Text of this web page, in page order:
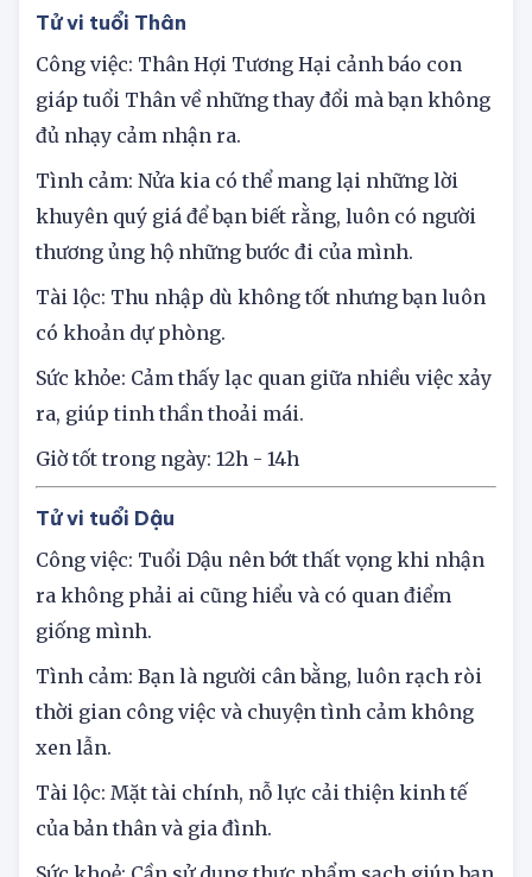
Giờ tốt trong ngày: 12h - 14h
Tử vi tuổi Thân
Công việc: Thân Hợi Tương Hại cảnh báo con
giáp tuổi Thân về những thay đổi mà bạn không
đủ nhạy cảm nhận ra.
Tình cảm: Nửa kia có thể mang lại những lời
khuyên quý giá để bạn biết rằng, luôn có người
thương ủng hộ những bước đi của mình.
Tài lộc: Thu nhập dù không tốt nhưng bạn luôn
có khoản dự phòng.
Sức khỏe: Cảm thấy lạc quan giữa nhiều việc xảy
ra, giúp tinh thần thoải mái.
Giờ tốt trong ngày: 12h - 14h
Tử vi tuổi Dậu
Công việc: Tuổi Dậu nên bớt thất vọng khi nhận
ra không phải ai cũng hiểu và có quan điểm
giống mình.
Tình cảm: Bạn là người cân bằng, luôn rạch ròi
thời gian công việc và chuyện tình cảm không
xen lẫn.
Tài lộc: Mặt tài chính, nỗ lực cải thiện kinh tế